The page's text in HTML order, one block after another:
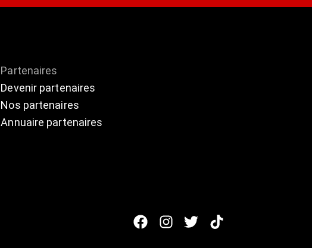
Partenaires
Devenir partenaires
Nos partenaires
Annuaire partenaires